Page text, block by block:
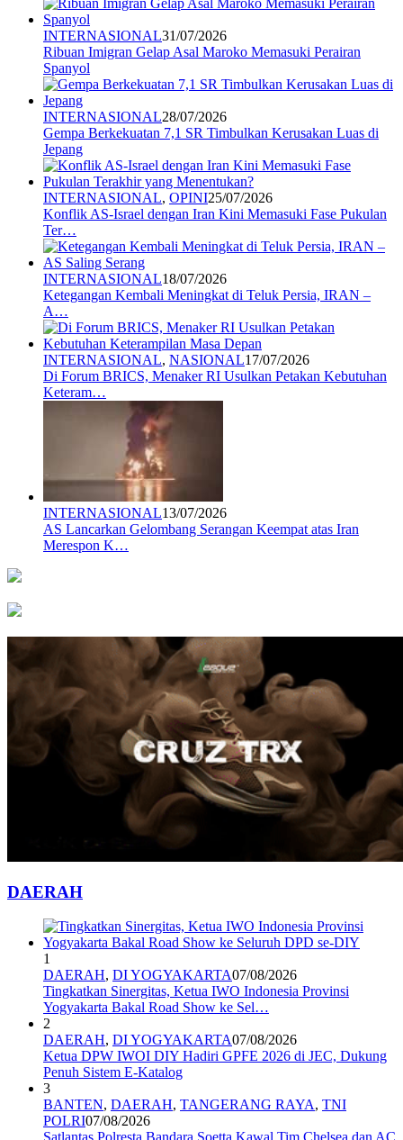
INTERNASIONAL31/07/2026
Ribuan Imigran Gelap Asal Maroko Memasuki Perairan
Spanyol
INTERNASIONAL28/07/2026
Gempa Berkekuatan 7,1 SR Timbulkan Kerusakan Luas di
Jepang
INTERNASIONAL, OPINI25/07/2026
Konflik AS-Israel dengan Iran Kini Memasuki Fase Pukulan
Ter…
INTERNASIONAL18/07/2026
Ketegangan Kembali Meningkat di Teluk Persia, IRAN –
A…
INTERNASIONAL, NASIONAL17/07/2026
Di Forum BRICS, Menaker RI Usulkan Petakan Kebutuhan
Keteram…
INTERNASIONAL13/07/2026
AS Lancarkan Gelombang Serangan Keempat atas Iran
Merespon K…
DAERAH
1
DAERAH, DI YOGYAKARTA07/08/2026
Tingkatkan Sinergitas, Ketua IWO Indonesia Provinsi
Yogyakarta Bakal Road Show ke Sel…
2
DAERAH, DI YOGYAKARTA07/08/2026
Ketua DPW IWOI DIY Hadiri GPFE 2026 di JEC, Dukung
Penuh Sistem E-Katalog
3
BANTEN, DAERAH, TANGERANG RAYA, TNI
POLRI07/08/2026